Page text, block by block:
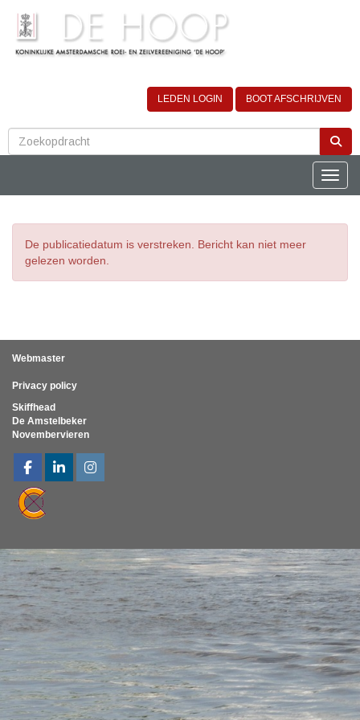
LEDEN LOGIN BOOT AFSCHRIJVEN
De publicatiedatum is verstreken. Bericht kan niet meer
gelezen worden.
Webmaster
Privacy policy
Skiffhead
De Amstelbeker
Novembervieren